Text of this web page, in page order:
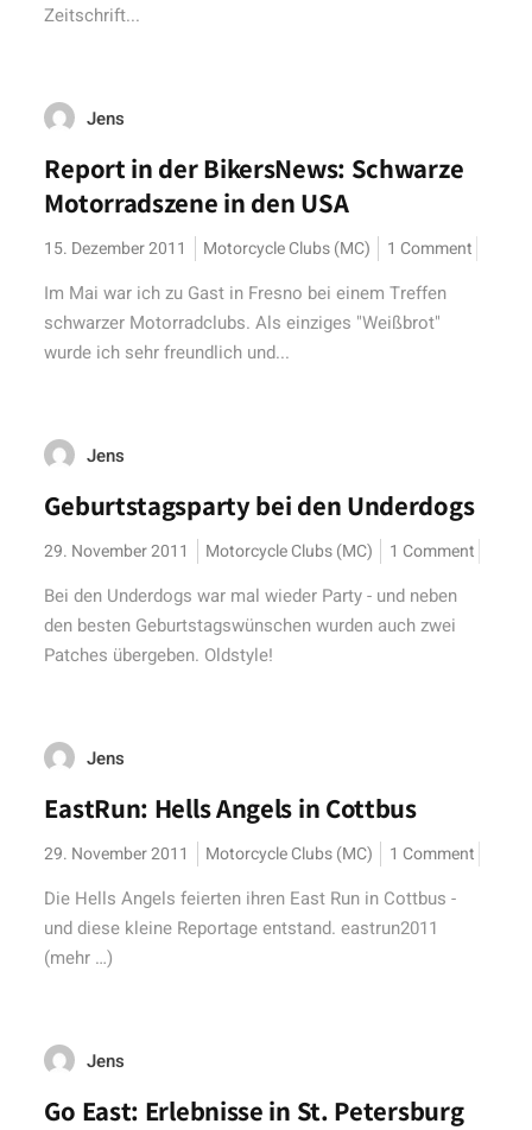
Zeitschrift...
Jens
Report in der BikersNews: Schwarze
Motorradszene in den USA
15. Dezember 2011 Motorcycle Clubs (MC) 1 Comment
Im Mai war ich zu Gast in Fresno bei einem Treffen
schwarzer Motorradclubs. Als einziges "Weißbrot"
wurde ich sehr freundlich und...
Jens
Geburtstagsparty bei den Underdogs
29. November 2011 Motorcycle Clubs (MC) 1 Comment
Bei den Underdogs war mal wieder Party - und neben
den besten Geburtstagswünschen wurden auch zwei
Patches übergeben. Oldstyle!
Jens
EastRun: Hells Angels in Cottbus
29. November 2011 Motorcycle Clubs (MC) 1 Comment
Die Hells Angels feierten ihren East Run in Cottbus -
und diese kleine Reportage entstand. eastrun2011
(mehr …)
Jens
Go East: Erlebnisse in St. Petersburg